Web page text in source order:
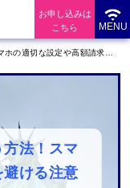
お申し込みは
こちら
MENU
設定や高額請求を避ける注意点
法！スマ
ける注意